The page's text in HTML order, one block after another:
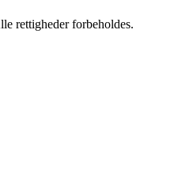
rettigheder forbeholdes.